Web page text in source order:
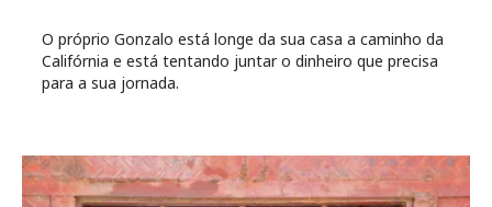
O próprio Gonzalo está longe da sua casa a caminho da
Califórnia e está tentando juntar o dinheiro que precisa
para a sua jornada.